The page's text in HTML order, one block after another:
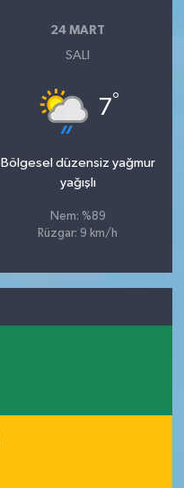
24 MART
SALI
7°
Bölgesel düzensiz yağmur
yağışlı
Nem: %89
Rüzgar: 9 km/h